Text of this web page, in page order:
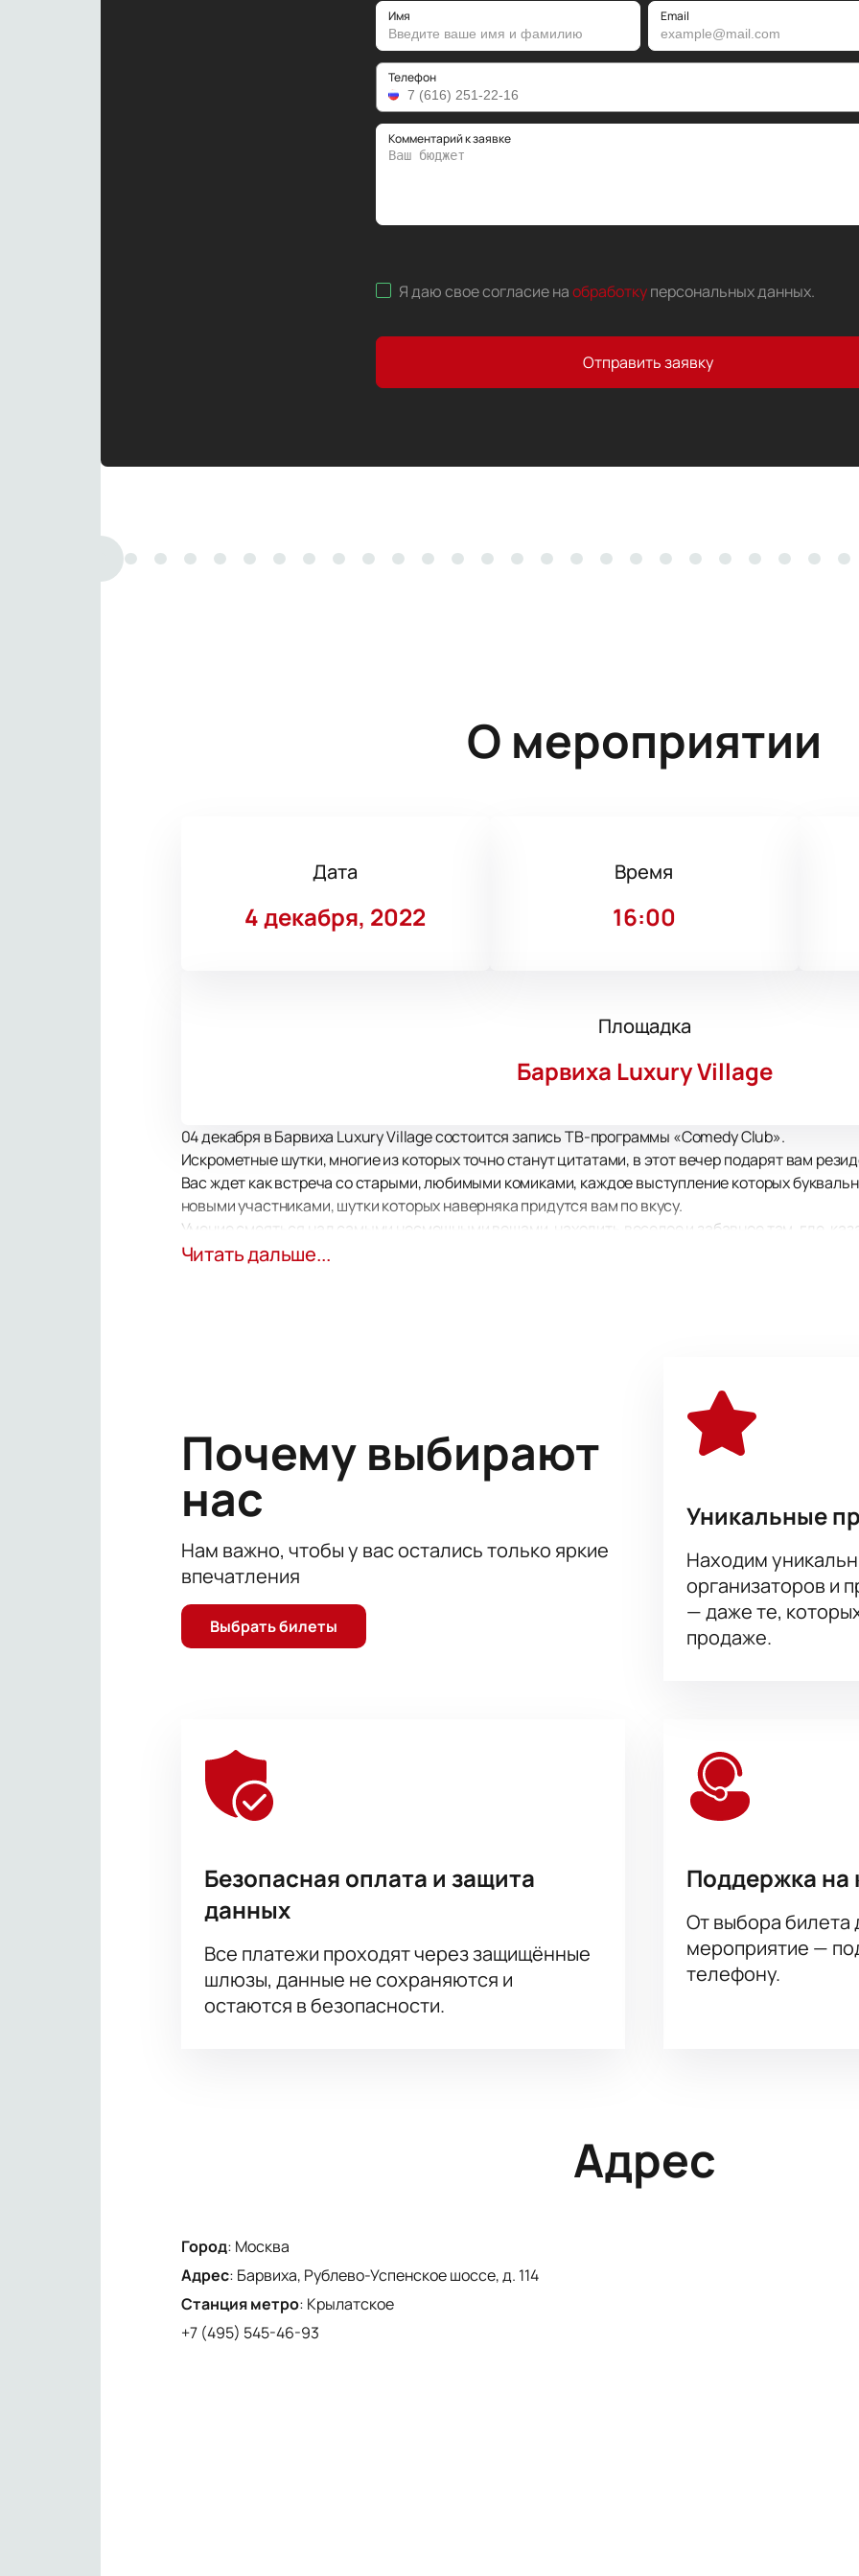
Имя Email
Телефон
Комментарий к заявке
Я даю свое согласие наобработку персональных данных.
Отправить заявку
О мероприятии
Дата
4 декабря, 2022
Время
16:00
Площадка
Барвиха Luxury Village
04 декабря в Барвиха Luxury Village состоится запись ТВ-программы «Comedy Club».
Искрометные шутки, многие из которых точно станут цитатами, в этот вечер подарят вам
Вас ждет как встреча со старыми, любимыми комиками, каждое выступление которых
новыми участниками, шутки которых наверняка придутся вам по вкусу.
Умение смеяться над самыми несмешными вещами, находить веселое и забавное там, где,
особенностей этого юмористического шоу. Этим умением вы буквально проникнитесь вместе
Читать дальше...
Почему выбирают
нас
Нам важно, чтобы у вас остались только яркие
впечатления
Выбрать билеты
Уникальные
Находим
организаторов и
— даже те,
продаже.
Безопасная оплата и защита
данных
Все платежи проходят через защищённые
шлюзы, данные не сохраняются и
остаются в безопасности.
Поддержка на
От выбора билета
мероприятие —
телефону.
Адрес
Город: Москва
Адрес: Барвиха, Рублево-Успенское шоссе, д. 114
Станция метро: Крылатское
+7 (495) 545-46-93